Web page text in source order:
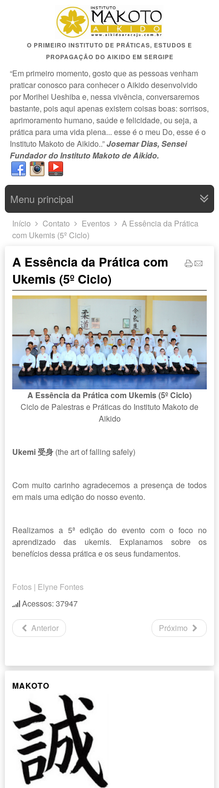
O PRIMEIRO INSTITUTO DE PRÁTICAS, ESTUDOS E
PROPAGAÇÃO DO AIKIDO EM SERGIPE
“Em primeiro momento, gosto que as pessoas venham
praticar conosco para conhecer o Aikido desenvolvido
por Morihei Ueshiba e, nessa vivência, conversaremos
bastante, pois aqui apenas existem coisas boas: sorrisos,
aprimoramento humano, saúde e felicidade, ou seja, a
prática para uma vida plena... esse é o meu Do, esse é o
Instituto Makoto de Aikido..”Josemar Dias, Sensei
Fundador do Instituto Makoto de Aikido.
Menu principal
Início Contato Eventos
A Essência da Prática
com Ukemis (5º Ciclo)
A Essência da Prática com
Ukemis (5º Ciclo)
A Essência da Prática com Ukemis (5º Ciclo)
Ciclo de Palestras e Práticas do Instituto Makoto de
Aikido
Ukemi 受身 (the art of falling safely)
Com muito carinho agradecemos a presença de todos
em mais uma edição do nosso evento.
Realizamos a 5ª edição do evento com o foco no
aprendizado das ukemis. Explanamos sobre os
benefícios dessa prática e os seus fundamentos.
Fotos | Elyne Fontes
Acessos: 37947
Anterior Próximo
MAKOTO